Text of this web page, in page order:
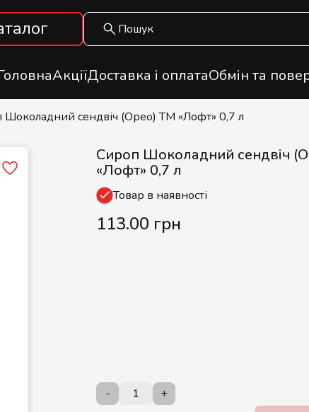
АкціїДоставка і оплатаОбмін та
Шоколадний сендвіч (Орео) ТМ «Лофт» 0,7 л
Сироп Шоколадний сендвіч
«Лофт» 0,7 л
Товар в наявності
113.00 грн
- +